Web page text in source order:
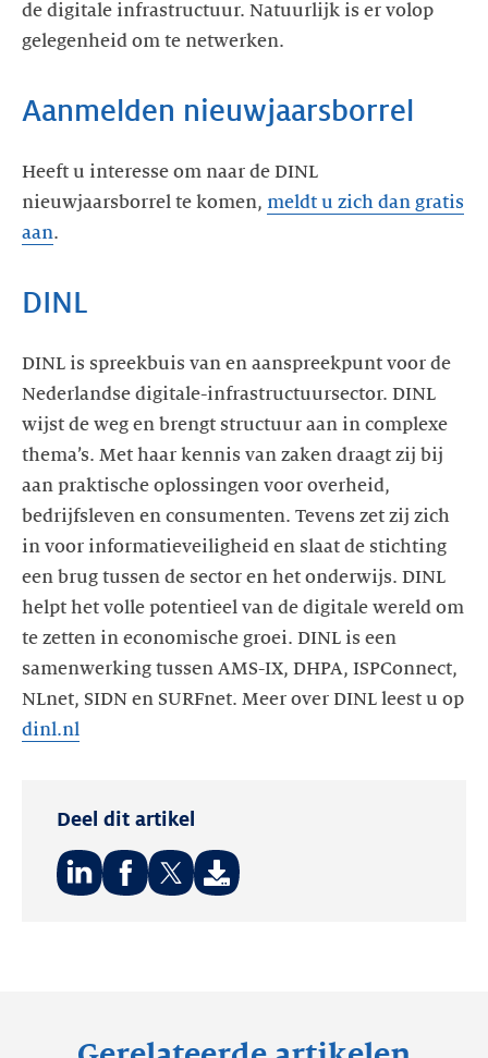
de digitale infrastructuur. Natuurlijk is er volop
gelegenheid om te netwerken.
Aanmelden nieuwjaarsborrel
Heeft u interesse om naar de DINL
nieuwjaarsborrel te komen, meldt u zich dan gratis
aan.
DINL
DINL is spreekbuis van en aanspreekpunt voor de
Nederlandse digitale-infrastructuursector. DINL
wijst de weg en brengt structuur aan in complexe
thema’s. Met haar kennis van zaken draagt zij bij
aan praktische oplossingen voor overheid,
bedrijfsleven en consumenten. Tevens zet zij zich
in voor informatieveiligheid en slaat de stichting
een brug tussen de sector en het onderwijs. DINL
helpt het volle potentieel van de digitale wereld om
te zetten in economische groei. DINL is een
samenwerking tussen AMS-IX, DHPA, ISPConnect,
NLnet, SIDN en SURFnet. Meer over DINL leest u op
dinl.nl
Deel dit artikel